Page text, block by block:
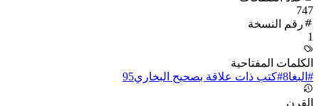
747
رقم النسخة
1
الكلمات المفتاحية
# البغا8
#كتب ذات علاقة بصحيح البخاري95
القرن